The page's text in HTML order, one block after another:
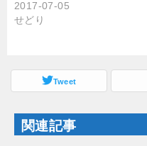
ウ
ィ
ン
き
す
て
し
い
ウ
ン
ド
ウ
で
2017-07-05
せどり
Tweet
関連記事